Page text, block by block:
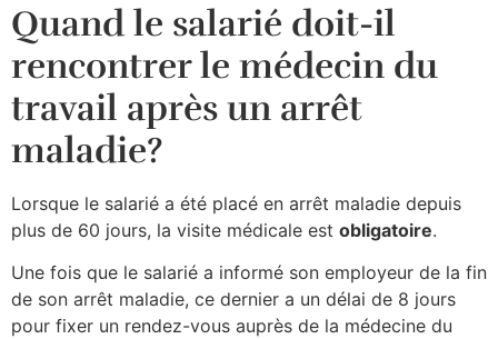
Quand le salarié doit-il
rencontrer le médecin du
travail après un arrêt
maladie?
Lorsque le salarié a été placé en arrêt maladie depuis
plus de 60 jours, la visite médicale est obligatoire.
Une fois que le salarié a informé son employeur de la fin
de son arrêt maladie, ce dernier a un délai de 8 jours
pour fixer un rendez-vous auprès de la médecine du